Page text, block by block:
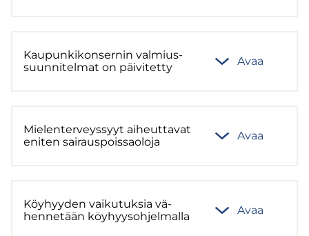
Kau­pun­ki­kon­ser­nin val­mius­
suun­ni­tel­mat on päi­vi­tet­ty
Avaa
Mie­len­ter­veys­syyt ai­heut­ta­vat
eni­ten sai­raus­pois­sao­lo­ja
Avaa
Köy­hyy­den vai­ku­tuk­sia vä­
hen­ne­tään köy­hyys­oh­jel­mal­la
Avaa